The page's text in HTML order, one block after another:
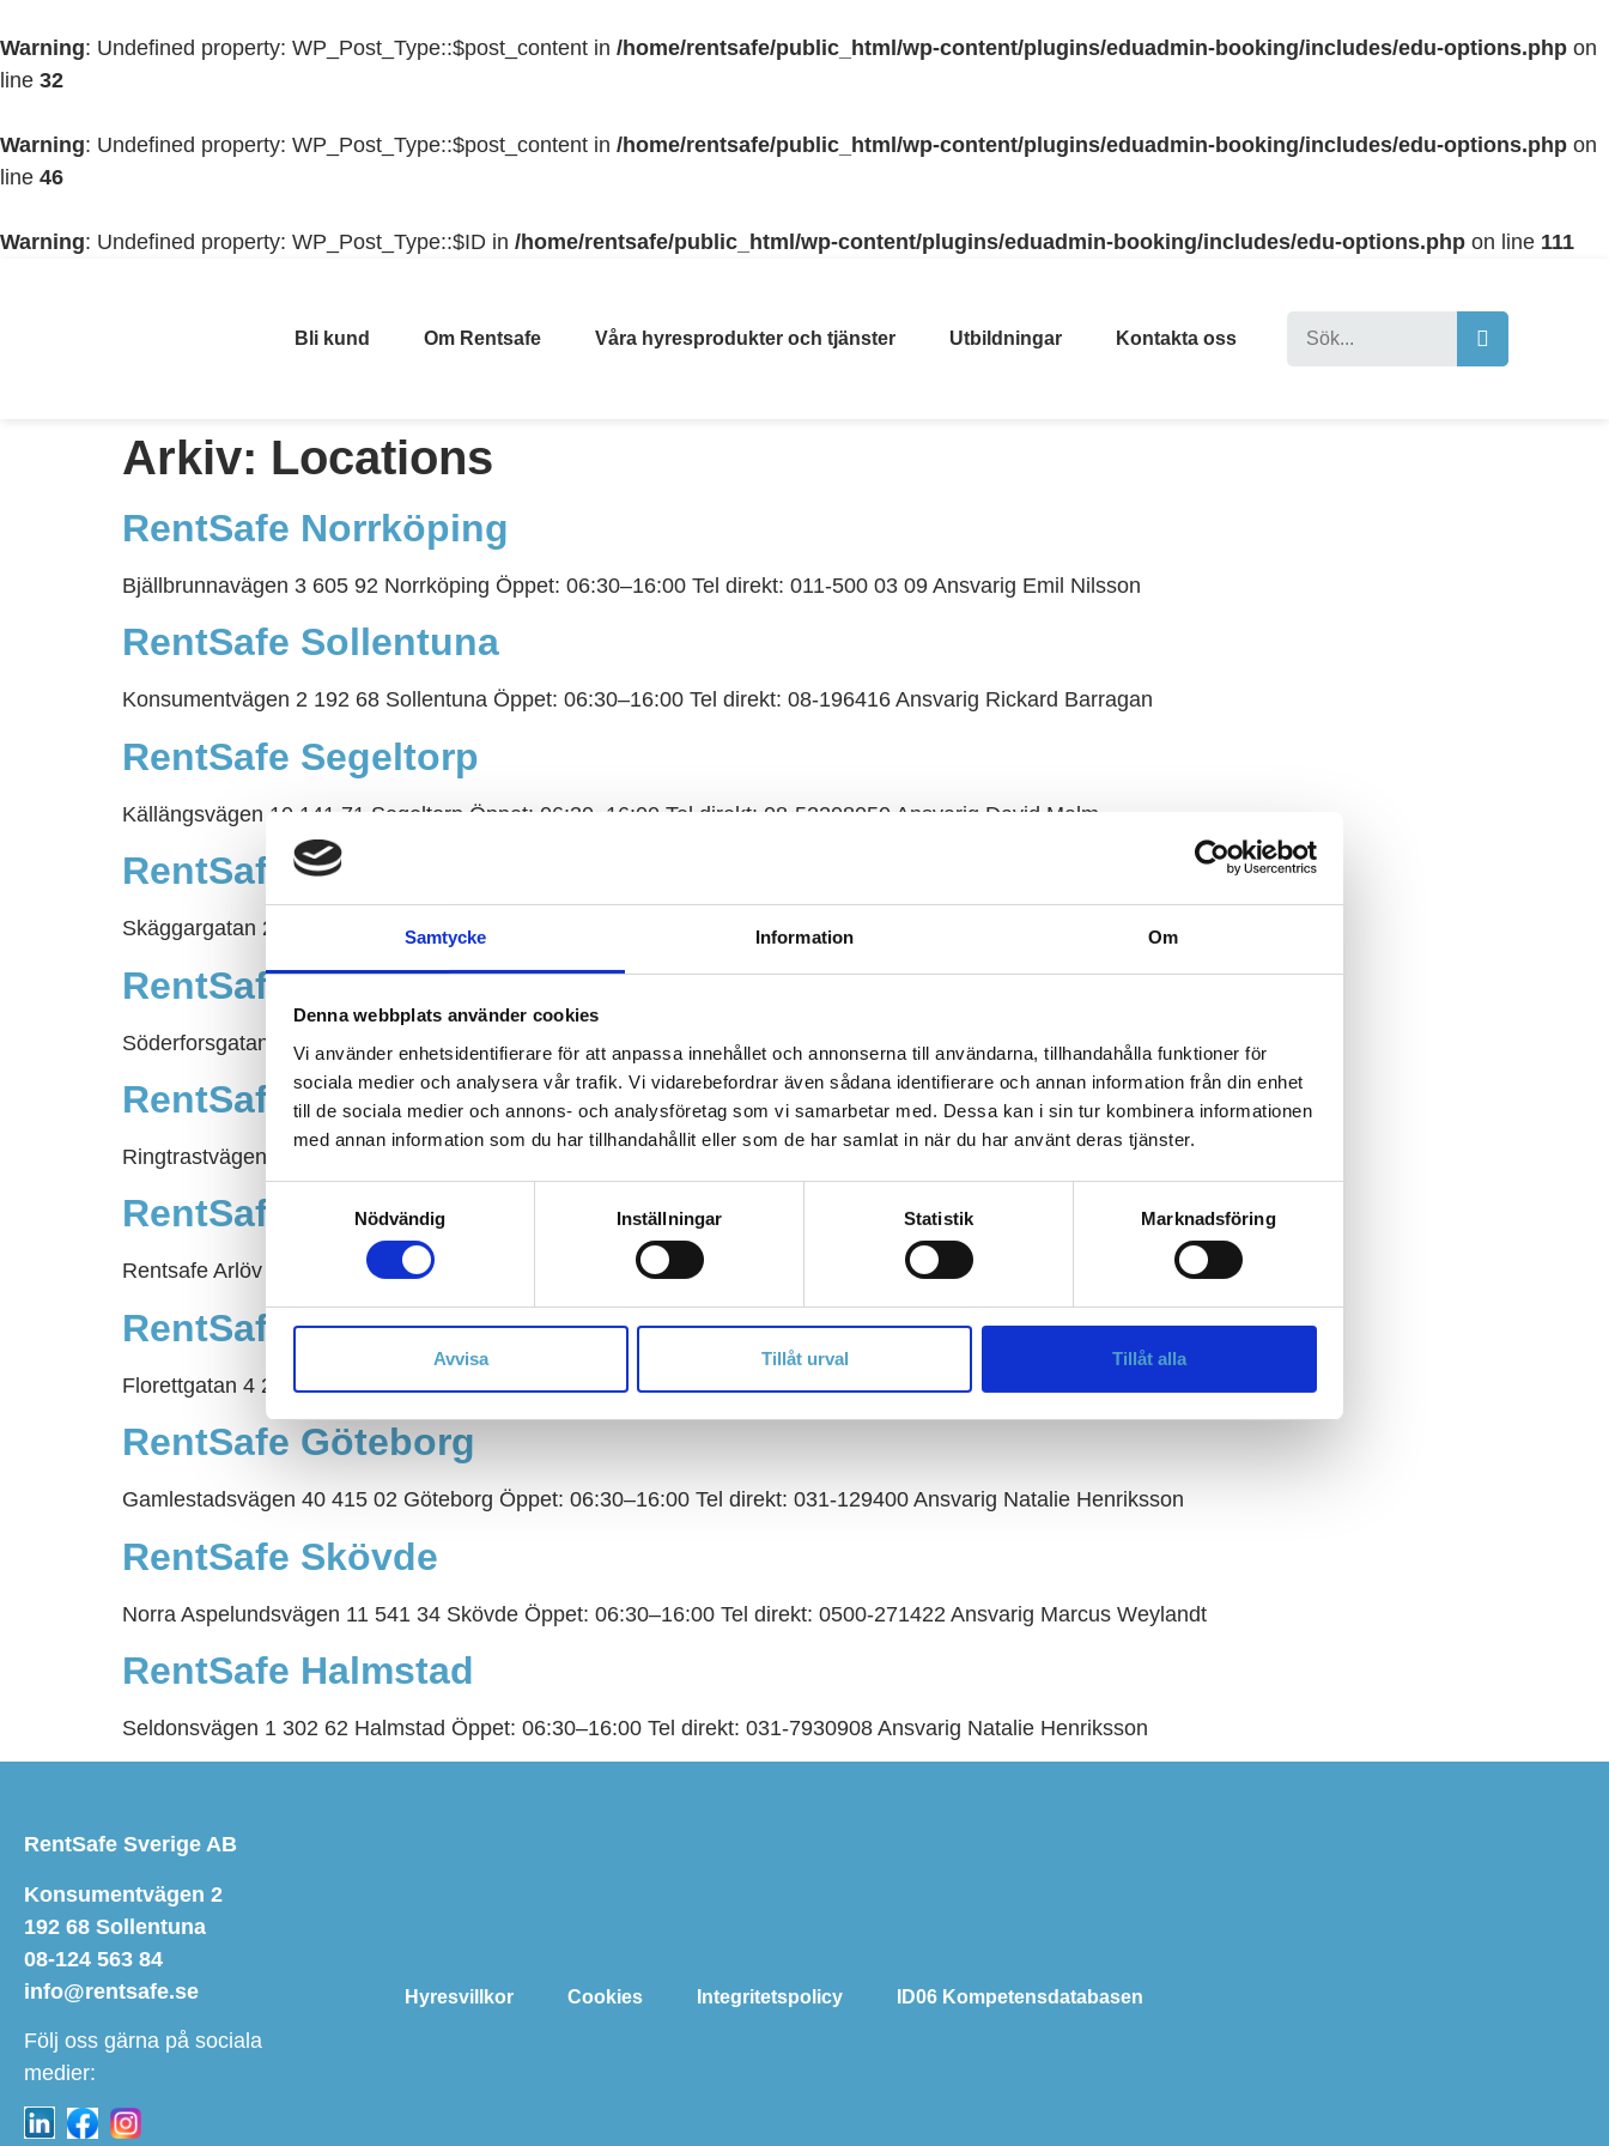
Samtycke Information Om
Denna webbplats använder cookies
Vi använder enhetsidentifierare för att anpassa innehållet och annonserna till användarna, tillhandahålla funktioner för
sociala medier och analysera vår trafik. Vi vidarebefordrar även sådana identifierare och annan information från din enhet
till de sociala medier och annons- och analysföretag som vi samarbetar med. Dessa kan i sin tur kombinera informationen
med annan information som du har tillhandahållit eller som de har samlat in när du har använt deras tjänster.
Samtyckesval
Nödvändig
Inställningar Statistik Marknadsföring
Avvisa Tillåt urval Tillåt alla
Warning: Undefined property: WP_Post_Type::$post_content in /home/rentsafe/public_html/wp-content/plugins/eduadmin-booking/includes/edu-options.php on
line 32
Warning: Undefined property: WP_Post_Type::$post_content in /home/rentsafe/public_html/wp-content/plugins/eduadmin-booking/includes/edu-options.php on
line 46
Warning: Undefined property: WP_Post_Type::$ID in /home/rentsafe/public_html/wp-content/plugins/eduadmin-booking/includes/edu-options.php on line 111
Bli kund Om Rentsafe Våra hyresprodukter och tjänster Utbildningar Kontakta oss
Arkiv: Locations
RentSafe Norrköping
Bjällbrunnavägen 3 605 92 Norrköping Öppet: 06:30–16:00 Tel direkt: 011-500 03 09 Ansvarig Emil Nilsson
RentSafe Sollentuna
Konsumentvägen 2 192 68 Sollentuna Öppet: 06:30–16:00 Tel direkt: 08-196416 Ansvarig Rickard Barragan
RentSafe Segeltorp
Källängsvägen 10 141 71 Segeltorp Öppet: 06:30–16:00 Tel direkt: 08-52208050 Ansvarig David Malm
RentSafe Borlänge
Skäggargatan 2 781 71 Borlänge Öppet: 07:00–16:00 Tel direkt: 08-196416 Ansvarig Rickard Barragan
RentSafe Uppsala
Söderforsgatan 1 752 28 Uppsala Öppet: 06:30–16:00 Tel direkt: 018-184345 Ansvarig Jimmy Markusson
RentSafe Motala
Ringtrastvägen 11 591 37 Motala Öppet: 06:45–16:00 Tel direkt: 0141-474855 Ansvarig Henrik Thorn
RentSafe Arlöv
Rentsafe Arlöv Öppet: 06:30–16:00 Tel direkt: 040-78308 Ansvarig Magnus Skogh
RentSafe Helsingborg
Florettgatan 4 254 67 Helsingborg Öppet: 06:30–16:00 Tel direkt: 042-127560 Ansvarig Calle Sjölin
RentSafe Göteborg
Gamlestadsvägen 40 415 02 Göteborg Öppet: 06:30–16:00 Tel direkt: 031-129400 Ansvarig Natalie Henriksson
RentSafe Skövde
Norra Aspelundsvägen 11 541 34 Skövde Öppet: 06:30–16:00 Tel direkt: 0500-271422 Ansvarig Marcus Weylandt
RentSafe Halmstad
Seldonsvägen 1 302 62 Halmstad Öppet: 06:30–16:00 Tel direkt: 031-7930908 Ansvarig Natalie Henriksson
RentSafe Sverige AB
Konsumentvägen 2
192 68 Sollentuna
08-124 563 84
info@rentsafe.se
Följ oss gärna på sociala
medier:
Hyresvillkor Cookies Integritetspolicy ID06 Kompetensdatabasen